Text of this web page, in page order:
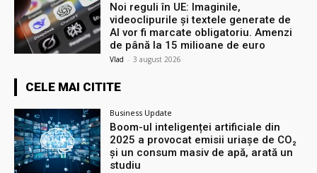
Noi reguli în UE: Imaginile,
videoclipurile și textele generate de
AI vor fi marcate obligatoriu. Amenzi
de până la 15 milioane de euro
Vlad - 3 august 2026
CELE MAI CITITE
Business Update
Boom-ul inteligenței artificiale din
2025 a provocat emisii uriașe de CO₂
și un consum masiv de apă, arată un
studiu